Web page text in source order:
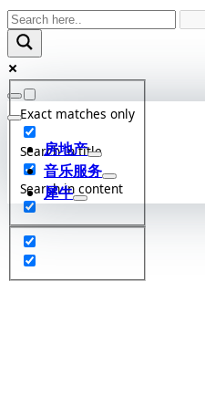
Skip
to
content
Exact matches only
Search in title
Search in content
房地产
音乐服务
犀牛